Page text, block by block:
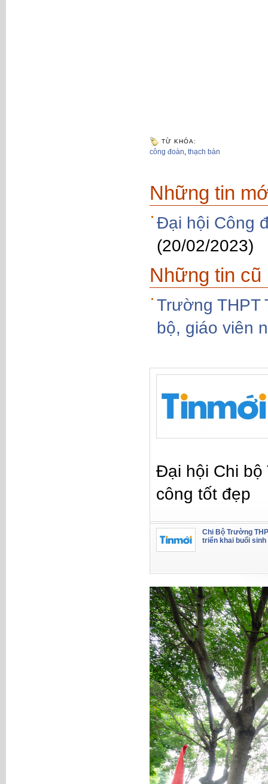
TỪ KHÓA:
công đoàn, thạch bàn
Những tin
Đại hội Công
(20/02/2023)
Những tin cũ
Trường THPT
bộ, giáo viên
Đại hội Chi bộ
công tốt đẹp
Chi Bộ Trường
triển khai buổi